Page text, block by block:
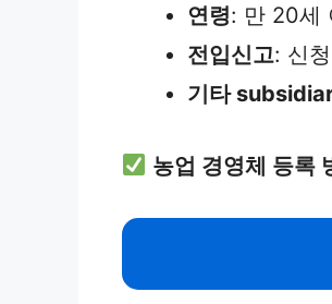
연령: 만 20세
전입신고: 신
기타
농업 경영체 등록